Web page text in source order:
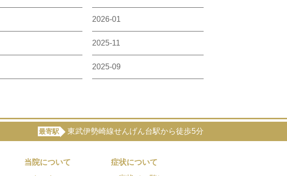
2026-01
2025-11
2025-09
最寄駅 東武伊勢崎線せんげん台駅から徒歩5分
当院について
症状について